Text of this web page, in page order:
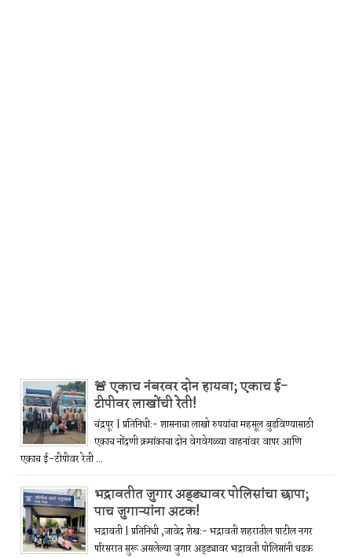
🚨 एकाच नंबरवर दोन हायवा; एकाच ई-
टीपीवर लाखोंची रेती!
चंद्रपूर | प्रतिनिधी:- शासनाचा लाखो रुपयांचा महसूल बुडविण्यासाठी
एकाच नोंदणी क्रमांकाचा दोन वेगवेगळ्या वाहनांवर वापर आणि
एकाच ई-टीपीवर रेती ...
भद्रावतीत जुगार अड्ड्यावर पोलिसांचा छापा;
पाच जुगाऱ्यांना अटक!
भद्रावती | प्रतिनिधी ,जावेद शेख:- भद्रावती शहरातील पाटील नगर
परिसरात सुरू असलेल्या जुगार अड्ड्यावर भद्रावती पोलिसांनी धडक